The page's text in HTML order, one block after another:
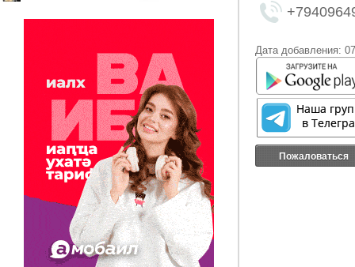
Дата добавления:
Пожаловаться